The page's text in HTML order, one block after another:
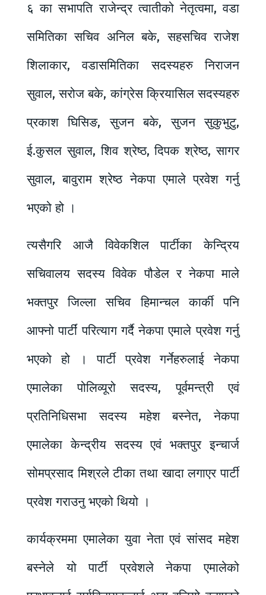
६ का सभापति राजेन्द्र त्वातीको नेतृत्वमा, वडा
समितिका सचिव अनिल बके, सहसचिव राजेश
शिलाकार, वडासमितिका सदस्यहरु निराजन
सुवाल, सरोज बके, कांग्रेस क्रियासिल सदस्यहरु
प्रकाश घिसिङ, सुजन बके, सुजन सुकुभुटु,
ई.कुसल सुवाल, शिव श्रेष्ठ, दिपक श्रेष्ठ, सागर
सुवाल, बावुराम श्रेष्ठ नेकपा एमाले प्रवेश गर्नु
भएको हो ।
त्यसैगरि आजै विवेकशिल पार्टीका केन्द्रिय
सचिवालय सदस्य विवेक पौडेल र नेकपा माले
भक्तपुर जिल्ला सचिव हिमान्चल कार्की पनि
आफ्नो पार्टीं परित्याग गर्दै नेकपा एमाले प्रवेश गर्नु
भएको हो । पार्टी प्रवेश गर्नेहरुलाई नेकपा
एमालेका पोलिव्यूरो सदस्य, पूर्वमन्त्री एवं
प्रतिनिधिसभा सदस्य महेश बस्नेत, नेकपा
एमालेका केन्द्रीय सदस्य एवं भक्तपुर इन्चार्ज
सोमप्रसाद मिश्रले टीका तथा खादा लगाएर पार्टी
प्रवेश गराउनु भएको थियो ।
कार्यक्रममा एमालेका युवा नेता एवं सांसद महेश
बस्नेले यो पार्टी प्रवेशले नेकपा एमालेको